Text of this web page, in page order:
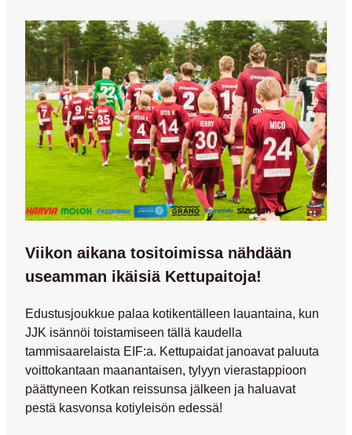
Viikon aikana tositoimissa nähdään
useamman ikäisiä Kettupaitoja!
Edustusjoukkue palaa kotikentälleen lauantaina, kun
JJK isännöi toistamiseen tällä kaudella
tammisaarelaista EIF:a. Kettupaidat janoavat paluuta
voittokantaan maanantaisen, tylyyn vierastappioon
päättyneen Kotkan reissunsa jälkeen ja haluavat
pestä kasvonsa kotiyleisön edessä!